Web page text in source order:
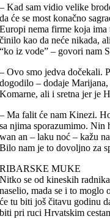
– Kad sam vidio velike
da će se most konačno
Europi nema firme koja
činilo kao da neće nikada,
“ko iz vode” – govori nam
– Ovo smo jedva dočekali.
dogodilo – dodaje
Komarne, ali i sretna jer je
– Ma falit će nam Kinezi.
sa njima sporazumimo. Nin
wan an – laku noć – kažu
Bilo nam je to dovoljno za
RIBARSKE MUKE
Nitko se od kineskih
naselio, mada se i to moglo
će tu biti još čitavu godinu
biti pri ruci Hrvatskim